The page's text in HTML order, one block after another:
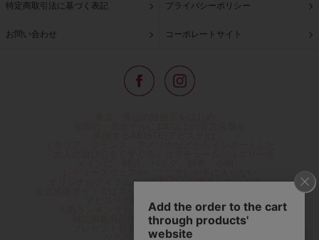
特定商取引法に基づく表記 プライバシーポリシー
お問い合わせ コーポレートサイト
オリジナルアイテムなどを幅広くご用意しています。
アビステの幅広い商品を取り揃え、
人気ランキングやテレビなどメディア着用商品、
雑誌掲載商品情報を紹介するコンテンツ、
プレゼント包装無料や独自のポイント還元
などのサービスをご提供。